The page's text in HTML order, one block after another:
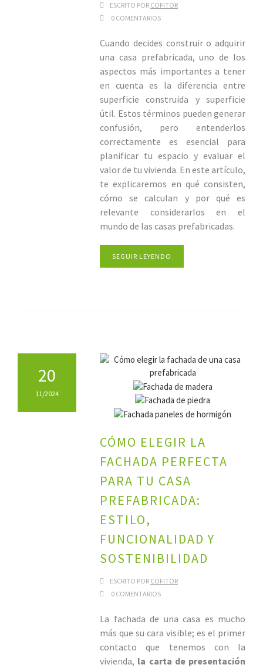
ESCRITO POR COFITOR
0 COMENTARIOS
Cuando decides construir o adquirir
una casa prefabricada, uno de los
aspectos más importantes a tener
en cuenta es la diferencia entre
superficie construida y superficie
útil. Estos términos pueden generar
confusión, pero entenderlos
correctamente es esencial para
planificar tu espacio y evaluar el
valor de tu vivienda. En este artículo,
te explicaremos en qué consisten,
cómo se calculan y por qué es
relevante considerarlos en el
mundo de las casas prefabricadas.
SEGUIR LEYENDO
20
11/2024
CÓMO ELEGIR LA
FACHADA PERFECTA
PARA TU CASA
PREFABRICADA:
ESTILO,
FUNCIONALIDAD Y
SOSTENIBILIDAD
ESCRITO POR COFITOR
0 COMENTARIOS
La fachada de una casa es mucho
más que su cara visible; es el primer
contacto que tenemos con la
vivienda, la carta de presentación